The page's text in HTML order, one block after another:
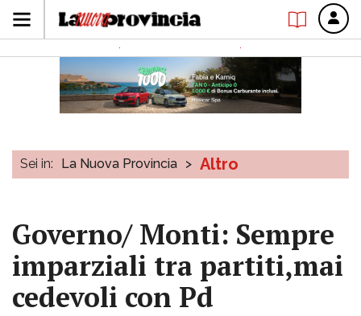
Sei in: La Nuova Provincia > Altro
Governo/ Monti: Sempre
imparziali tra partiti,mai
cedevoli con Pd